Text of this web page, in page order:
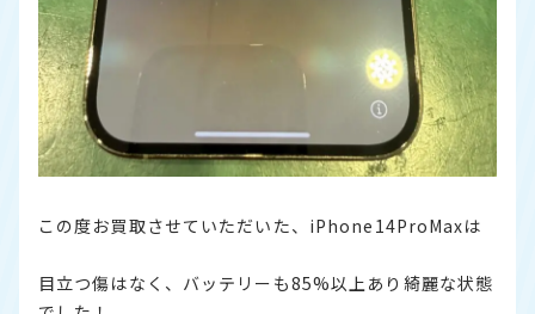
この度お買取させていただいた、iPhone14ProMaxは
目立つ傷はなく、バッテリーも85%以上あり綺麗な状態